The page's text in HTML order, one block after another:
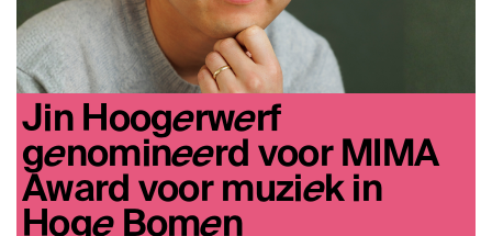
Jin Hoogerwerf
genomineerd voor MIMA
Award voor muziek in
Hoge Bomen